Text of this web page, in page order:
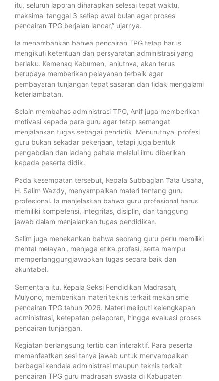
itu, seluruh laporan diharapkan selesai tepat waktu,
maksimal tanggal 3 setiap awal bulan agar proses
pencairan TPG berjalan lancar,” ujarnya.
Ia menambahkan bahwa pencairan TPG tetap harus
mengikuti ketentuan dan persyaratan administrasi yang
berlaku. Kemenag Kebumen, lanjutnya, akan terus
berupaya memberikan pelayanan terbaik agar
pembayaran tunjangan tepat sasaran dan tidak mengalami
keterlambatan.
Selain membahas administrasi TPG, Anif juga memberikan
motivasi kepada para guru agar tetap semangat
menjalankan tugas sebagai pendidik. Menurutnya, profesi
guru bukan sekadar pekerjaan, tetapi juga bentuk
pengabdian dan ladang pahala melalui ilmu diberikan
kepada peserta didik.
Pada kesempatan tersebut, Kepala Subbagian Tata Usaha,
H. Salim Wazdy, menyampaikan materi tentang guru
profesional. Ia menjelaskan bahwa guru profesional harus
memiliki kompetensi, integritas, disiplin, dan tanggung
jawab dalam menjalankan tugas pendidikan.
Salim juga menekankan bahwa seorang guru perlu memiliki
mental melayani, menjaga etika profesi, serta mampu
mempertanggungjawabkan tugas secara baik dan
akuntabel.
Sementara itu, Kepala Seksi Pendidikan Madrasah,
Mulyono, memberikan materi teknis terkait mekanisme
pencairan TPG tahun 2026. Materi meliputi kelengkapan
administrasi, ketepatan pelaporan, hingga evaluasi proses
pencairan tunjangan.
Kegiatan berlangsung tertib dan interaktif. Para peserta
memanfaatkan sesi tanya jawab untuk menyampaikan
berbagai kendala administrasi maupun teknis terkait
pencairan TPG guru madrasah swasta di Kabupaten